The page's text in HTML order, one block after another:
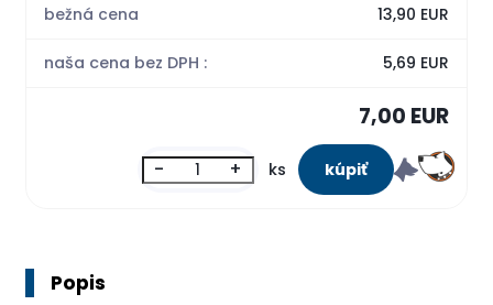
bežná cena 13,90 EUR
naša cena bez DPH : 5,69 EUR
7,00 EUR
- + ks
Popis